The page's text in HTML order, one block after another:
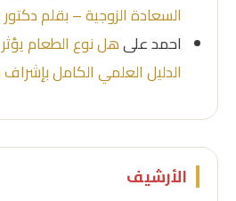
السعادة الزوجية – بقلم
احمدعلىهل نوع الطعام
الدليل العلمي الكامل
الأرشيف